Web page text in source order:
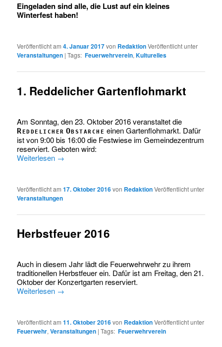
Eingeladen sind alle, die Lust auf ein kleines
Winterfest haben!
Veröffentlicht am4. Januar 2017von RedaktionVeröffentlicht unter
Veranstaltungen |Tags: Feuerwehrverein,Kulturelles
1. Reddelicher Gartenflohmarkt
Am Sonntag, den 23. Oktober 2016 veranstaltet die
Reddelicher Obstarche einen Gartenflohmarkt. Dafür
ist von 9:00 bis 16:00 die Festwiese im Gemeindezentrum
reserviert. Geboten wird:
Weiterlesen →
Veröffentlicht am17. Oktober 2016von RedaktionVeröffentlicht unter
Veranstaltungen
Herbstfeuer 2016
Auch in diesem Jahr lädt die Feuerwehrwehr zu ihrem
traditionellen Herbstfeuer ein. Dafür ist am Freitag, den 21.
Oktober der Konzertgarten reserviert.
Weiterlesen →
Veröffentlicht am11. Oktober 2016von RedaktionVeröffentlicht unter
Feuerwehr,Veranstaltungen |Tags: Feuerwehrverein